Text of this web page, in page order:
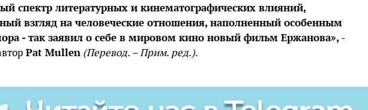
спектр литературных и кинематографических влияний,
взгляд на человеческие отношения, наполненный особенным
- так заявил о себе в мировом кино новый фильм Ержанова», -
Pat Mullen (Перевод. – Прим. ред.).